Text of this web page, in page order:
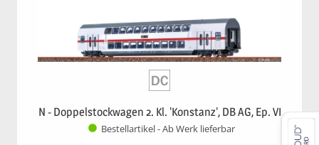
N - Doppelstockwagen 2. Kl. 'Konstanz', DB AG, Ep. VI
Bestellartikel - Ab Werk lieferbar